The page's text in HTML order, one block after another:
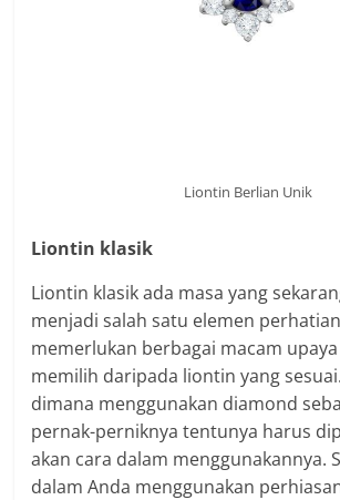
Liontin Berlian Unik
Liontin klasik
Liontin klasik ada masa yang
menjadi salah satu elemen
memerlukan berbagai macam
memilih daripada liontin yang
dimana menggunakan diamond
pernak-perniknya tentunya harus
akan cara dalam menggunakannya.
dalam Anda menggunakan